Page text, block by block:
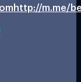
http://m.me/